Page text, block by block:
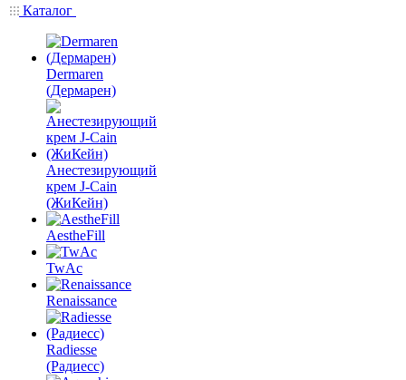
Каталог
Dermaren
(Дермарен)
Анестезирующий
крем J-Cain
(ЖиКейн)
AestheFill
TwAc
Renaissance
Radiesse
(Радиесс)